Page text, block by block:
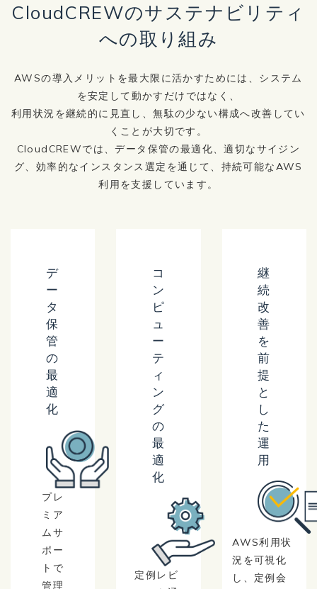
CloudCREWのサステナビリティ
への取り組み
AWSの導入メリットを最大限に活かすためには、システム
を安定して動かすだけではなく、
利用状況を継続的に見直し、無駄の少ない構成へ改善してい
くことが大切です。
CloudCREWでは、データ保管の最適化、適切なサイジン
グ、効率的なインスタンス選定を通じて、持続可能なAWS
利用を支援しています。
デ
ー
タ
保
管
の
最
適
化
プレ
ミア
ムサ
ポー
トで
管理
コ
ン
ピ
ュ
ー
テ
ィ
ン
グ
の
最
適
化
定例レビ
継
続
改
善
を
前
提
と
し
た
運
用
AWS利用状
況を可視化
し、定例会